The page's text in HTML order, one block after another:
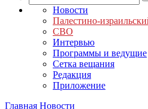
Новости
Палестино-
СВО
Интервью
Программы и ведущие
Сетка вещания
Редакция
Приложение
Главная Новости